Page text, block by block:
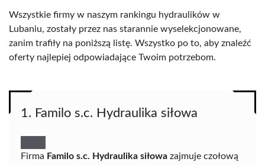
Wszystkie firmy w naszym rankingu hydraulików w
Lubaniu, zostały przez nas starannie wyselekcjonowane,
zanim trafiły na poniższą listę. Wszystko po to, aby znaleźć
oferty najlepiej odpowiadające Twoim potrzebom.
1. Familo s.c. Hydraulika siłowa
Firma Familo s.c. Hydraulika siłowa zajmuje czołową